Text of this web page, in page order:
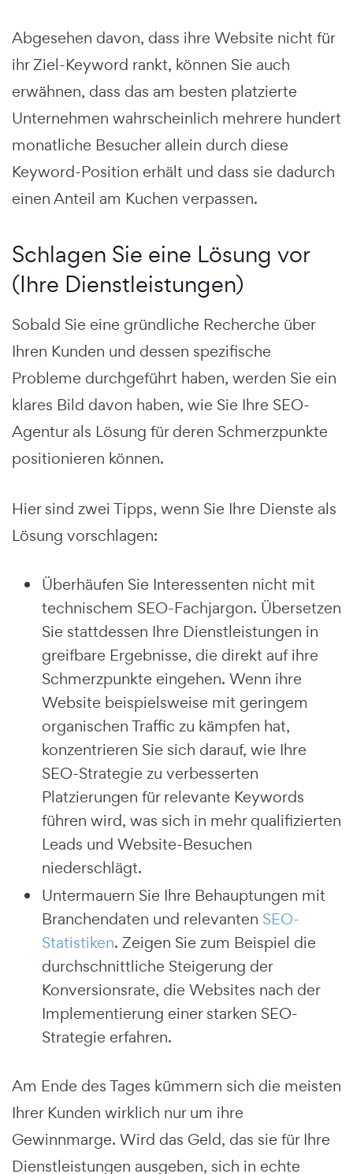
Abgesehen davon, dass ihre Website nicht für
ihr Ziel-Keyword rankt, können Sie auch
erwähnen, dass das am besten platzierte
Unternehmen wahrscheinlich mehrere hundert
monatliche Besucher allein durch diese
Keyword-Position erhält und dass sie dadurch
einen Anteil am Kuchen verpassen.
Schlagen Sie eine Lösung vor
(Ihre Dienstleistungen)
Sobald Sie eine gründliche Recherche über
Ihren Kunden und dessen spezifische
Probleme durchgeführt haben, werden Sie ein
klares Bild davon haben, wie Sie Ihre SEO-
Agentur als Lösung für deren Schmerzpunkte
positionieren können.
Hier sind zwei Tipps, wenn Sie Ihre Dienste als
Lösung vorschlagen:
Überhäufen Sie Interessenten nicht mit
technischem SEO-Fachjargon. Übersetzen
Sie stattdessen Ihre Dienstleistungen in
greifbare Ergebnisse, die direkt auf ihre
Schmerzpunkte eingehen. Wenn ihre
Website beispielsweise mit geringem
organischen Traffic zu kämpfen hat,
konzentrieren Sie sich darauf, wie Ihre
SEO-Strategie zu verbesserten
Platzierungen für relevante Keywords
führen wird, was sich in mehr qualifizierten
Leads und Website-Besuchen
niederschlägt.
Untermauern Sie Ihre Behauptungen mit
Branchendaten und relevanten SEO-
Statistiken. Zeigen Sie zum Beispiel die
durchschnittliche Steigerung der
Konversionsrate, die Websites nach der
Implementierung einer starken SEO-
Strategie erfahren.
Am Ende des Tages kümmern sich die meisten
Ihrer Kunden wirklich nur um ihre
Gewinnmarge. Wird das Geld, das sie für Ihre
Dienstleistungen ausgeben, sich in echte